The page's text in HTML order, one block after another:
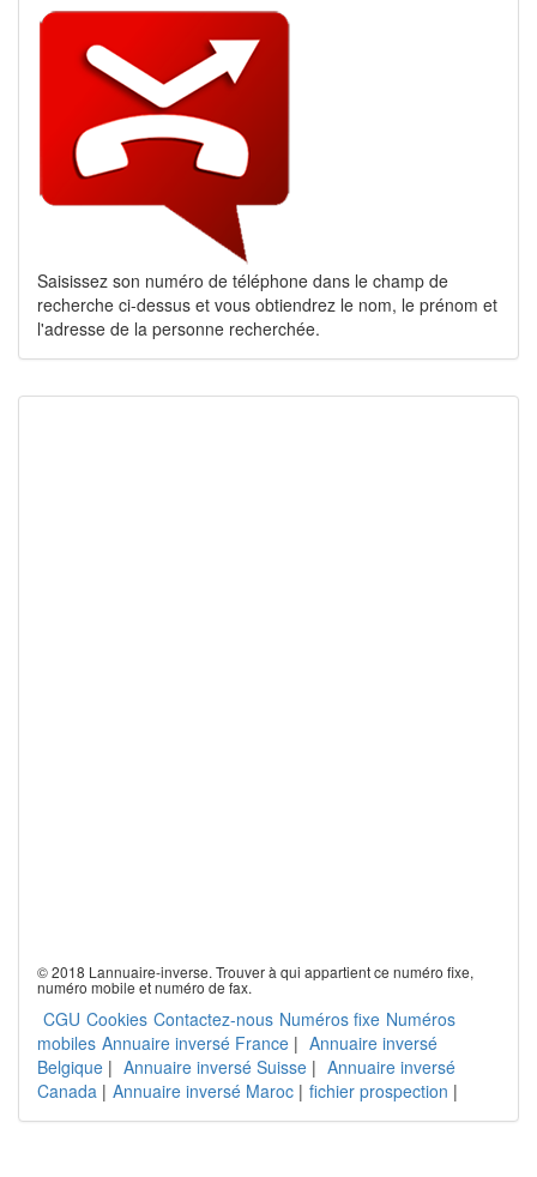
Saisissez son numéro de téléphone dans le champ de
recherche ci-dessus et vous obtiendrez le nom, le prénom et
l'adresse de la personne recherchée.
© 2018 Lannuaire-inverse. Trouver à qui appartient ce numéro fixe,
numéro mobile et numéro de fax.
CGU Cookies Contactez-nous Numéros fixe Numéros
mobiles Annuaire inversé France | Annuaire inversé
Belgique | Annuaire inversé Suisse | Annuaire inversé
Canada | Annuaire inversé Maroc | fichier prospection |